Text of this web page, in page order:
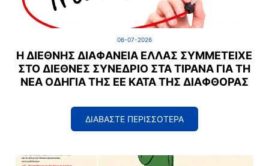
06-07-2026
Η ΔΙΕΘΝΉΣ ΔΙΑΦΆΝΕΙΑ ΕΛΛΆΣ ΣΥΜΜΕΤΕΊΧΕ
ΣΤΟ ΔΙΕΘΝΈΣ ΣΥΝΈΔΡΙΟ ΣΤΑ ΤΊΡΑΝΑ ΓΙΑ ΤΗ
ΝΈΑ ΟΔΗΓΊΑ ΤΗΣ ΕΕ ΚΑΤΆ ΤΗΣ ΔΙΑΦΘΟΡΆΣ
ΔΙΑΒΑΣΤΕ ΠΕΡΙΣΣΟΤΕΡΑ